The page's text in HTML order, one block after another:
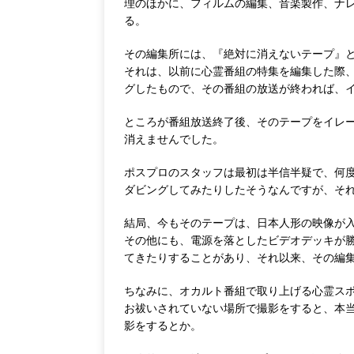
る。
その編集所には、『絶対に消えないテープ』
それは、以前に心霊番組の特集を編集した際
グしたもので、その番組の放送が終われば、
ところが番組放送終了後、そのテープをイレ
消えませんでした。
ポスプロのスタッフは最初は半信半疑で、何
ダビングしてみたりしたそうなんですが、そ
結局、今もそのテープは、日本人形の映像が
その他にも、電源を落としたビデオデッキが
てきたりすることがあり、それ以来、その編
ちなみに、オカルト番組で取り上げる心霊ス
お祓いされていない場所で撮影をすると、本
影をするとか。